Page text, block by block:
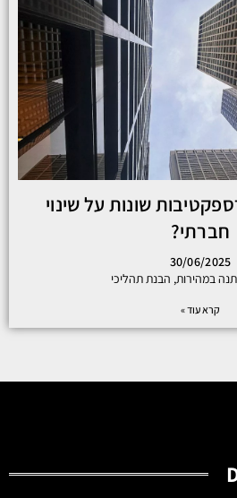
שונות על שינוי
חברתי?
30/06/2025
במהירות, הבנת תהליכי
קרא עוד »